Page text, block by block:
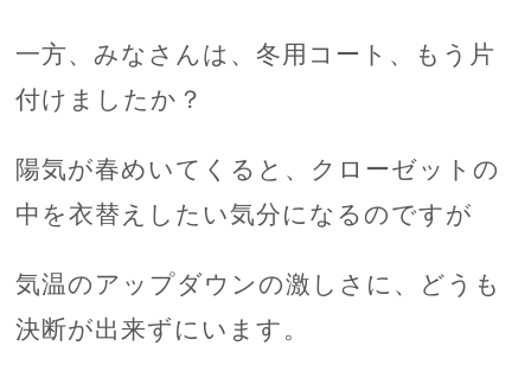
一方、みなさんは、冬用コート、もう片
付けましたか？
陽気が春めいてくると、クローゼットの
中を衣替えしたい気分になるのですが
気温のアップダウンの激しさに、どうも
決断が出来ずにいます。